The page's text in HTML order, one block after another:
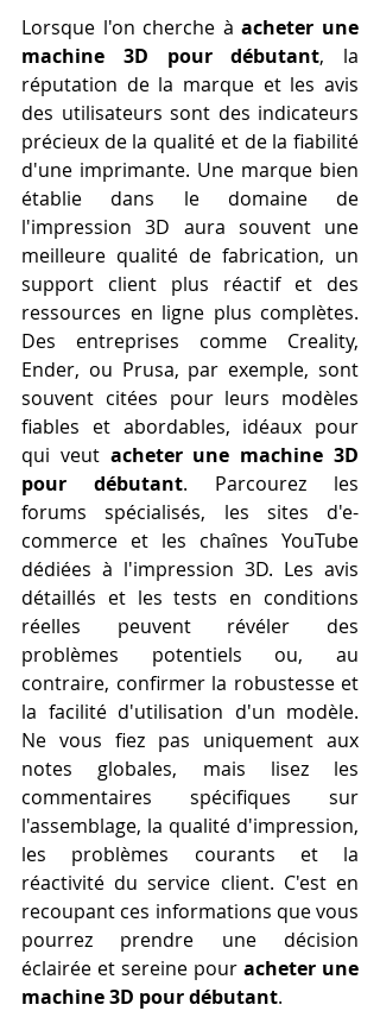
Lorsque l'on cherche à acheter une
machine 3D pour débutant, la
réputation de la marque et les avis
des utilisateurs sont des indicateurs
précieux de la qualité et de la fiabilité
d'une imprimante. Une marque bien
établie dans le domaine de
l'impression 3D aura souvent une
meilleure qualité de fabrication, un
support client plus réactif et des
ressources en ligne plus complètes.
Des entreprises comme Creality,
Ender, ou Prusa, par exemple, sont
souvent citées pour leurs modèles
fiables et abordables, idéaux pour
qui veut acheter une machine 3D
pour débutant. Parcourez les
forums spécialisés, les sites d'e-
commerce et les chaînes YouTube
dédiées à l'impression 3D. Les avis
détaillés et les tests en conditions
réelles peuvent révéler des
problèmes potentiels ou, au
contraire, confirmer la robustesse et
la facilité d'utilisation d'un modèle.
Ne vous fiez pas uniquement aux
notes globales, mais lisez les
commentaires spécifiques sur
l'assemblage, la qualité d'impression,
les problèmes courants et la
réactivité du service client. C'est en
recoupant ces informations que vous
pourrez prendre une décision
éclairée et sereine pour acheter une
machine 3D pour débutant.